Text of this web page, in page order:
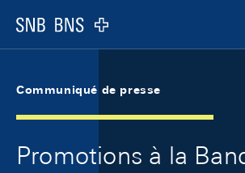
Logo
Communiqué de presse
Promotions à la